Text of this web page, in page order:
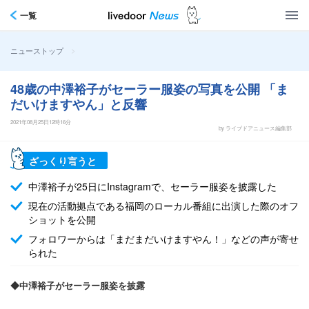
一覧
ニューストップ >
48歳の中澤裕子がセーラー服姿の写真を公開 「ま
だいけますやん」と反響
2021年08月25日12時16分
by ライブドアニュース編集部
ざっくり言うと
中澤裕子が25日にInstagramで、セーラー服姿を披露した
現在の活動拠点である福岡のローカル番組に出演した際のオフ
ショットを公開
フォロワーからは「まだまだいけますやん！」などの声が寄せ
られた
◆中澤裕子がセーラー服姿を披露